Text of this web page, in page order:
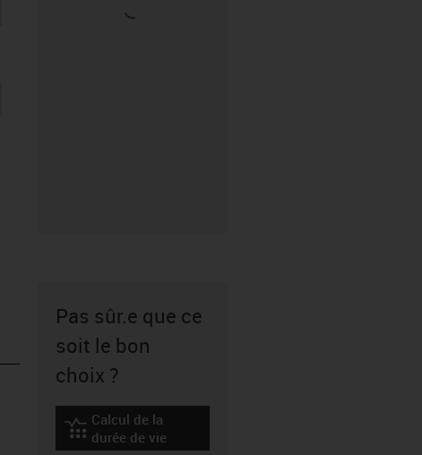
Pas sûr.e que ce
soit le bon
choix ?
igus-icon-lebensdauerrechner
Calcul de la
durée de vie